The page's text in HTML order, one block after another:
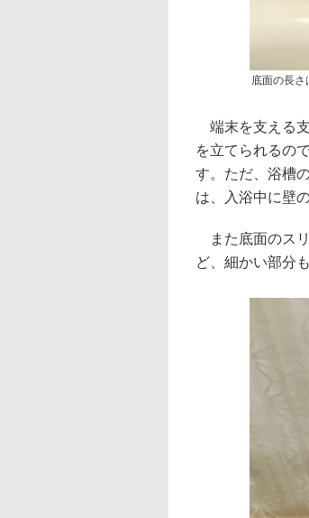
底面の長さ
端末を支える
を立てられるの
す。ただ、浴槽
は、入浴中に壁
また底面のス
ど、細かい部分